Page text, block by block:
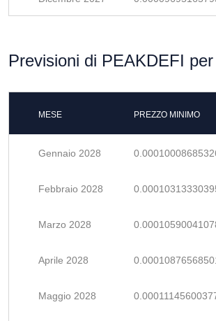
Previsioni di PEAKDEFI
MESE PREZZO MINIMO
Gennaio 2028
Febbraio 2028
Marzo 2028
Aprile 2028
Maggio 2028